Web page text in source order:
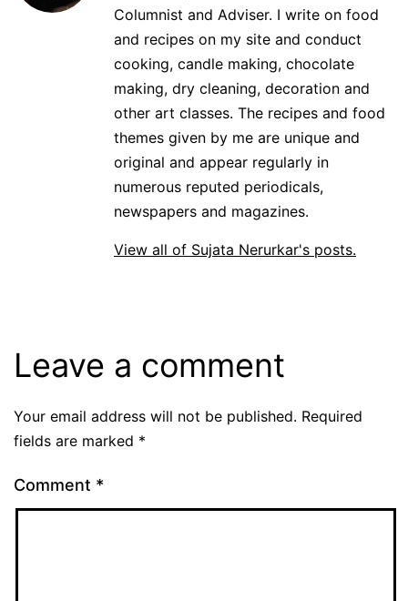
Columnist and Adviser. I write on food
and recipes on my site and conduct
cooking, candle making, chocolate
making, dry cleaning, decoration and
other art classes. The recipes and food
themes given by me are unique and
original and appear regularly in
numerous reputed periodicals,
newspapers and magazines.
View all of Sujata Nerurkar's posts.
Leave a comment
Your email address will not be published. Required
fields are marked *
Comment *